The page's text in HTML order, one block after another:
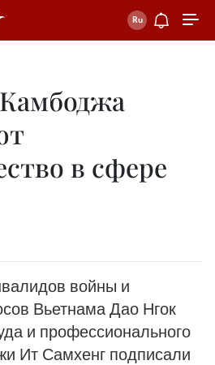
в сфере
войны и
Вьетнама Дао Нгок
и профессионального
Ит Самхенг подписали